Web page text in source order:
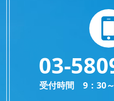
03-
受付時間 9：30～